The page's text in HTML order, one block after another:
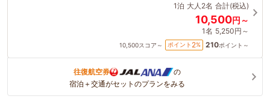
1泊 大人2名 合計(税込)
10,500円～
1名 5,250円～
10,500スコア～ ポイント 2% 210ポイント～
往復航空券
の
宿泊＋交通がセットのプランをみる